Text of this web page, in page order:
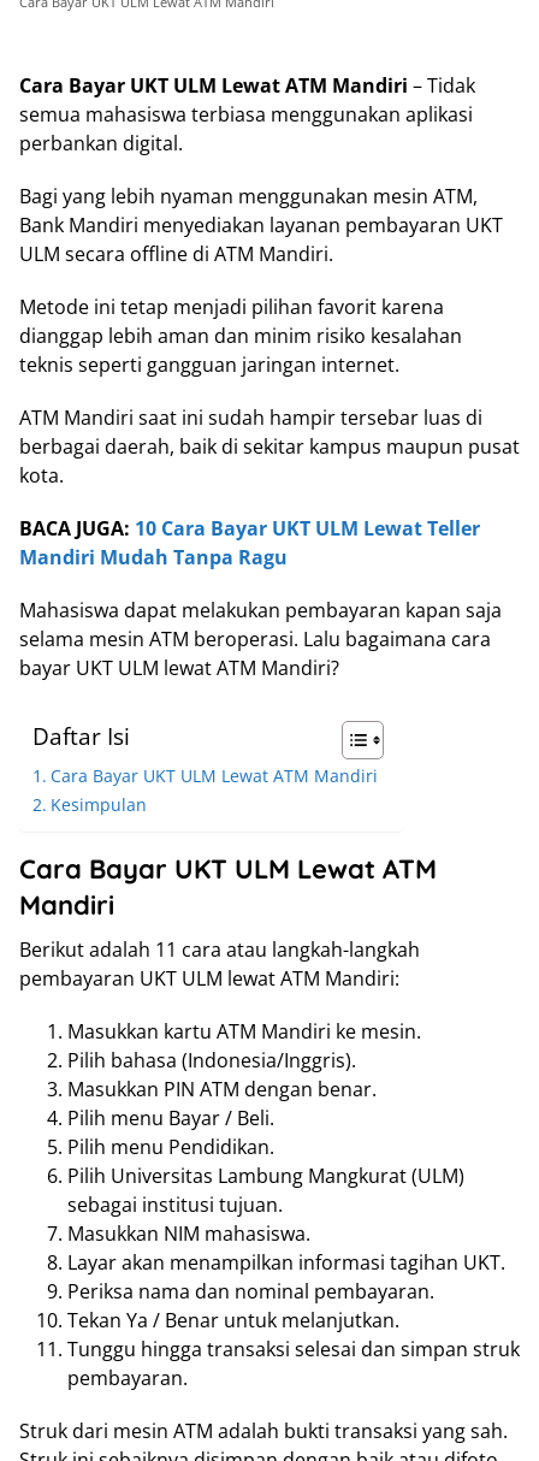
Cara Bayar UKT ULM Lewat ATM Mandiri – Tidak
semua mahasiswa terbiasa menggunakan aplikasi
perbankan digital.
Bagi yang lebih nyaman menggunakan mesin ATM,
Bank Mandiri menyediakan layanan pembayaran UKT
ULM secara offline di ATM Mandiri.
Metode ini tetap menjadi pilihan favorit karena
dianggap lebih aman dan minim risiko kesalahan
teknis seperti gangguan jaringan internet.
ATM Mandiri saat ini sudah hampir tersebar luas di
berbagai daerah, baik di sekitar kampus maupun pusat
kota.
BACA JUGA: 10 Cara Bayar UKT ULM Lewat Teller
Mandiri Mudah Tanpa Ragu
Mahasiswa dapat melakukan pembayaran kapan saja
selama mesin ATM beroperasi. Lalu bagaimana cara
bayar UKT ULM lewat ATM Mandiri?
Daftar Isi
Cara Bayar UKT ULM Lewat ATM Mandiri
Kesimpulan
Cara Bayar UKT ULM Lewat ATM
Mandiri
Berikut adalah 11 cara atau langkah-langkah
pembayaran UKT ULM lewat ATM Mandiri:
Masukkan kartu ATM Mandiri ke mesin.
Pilih bahasa (Indonesia/Inggris).
Masukkan PIN ATM dengan benar.
Pilih menu Bayar / Beli.
Pilih menu Pendidikan.
Pilih Universitas Lambung Mangkurat (ULM)
sebagai institusi tujuan.
Masukkan NIM mahasiswa.
Layar akan menampilkan informasi tagihan UKT.
Periksa nama dan nominal pembayaran.
Tekan Ya / Benar untuk melanjutkan.
Tunggu hingga transaksi selesai dan simpan struk
pembayaran.
Struk dari mesin ATM adalah bukti transaksi yang sah.